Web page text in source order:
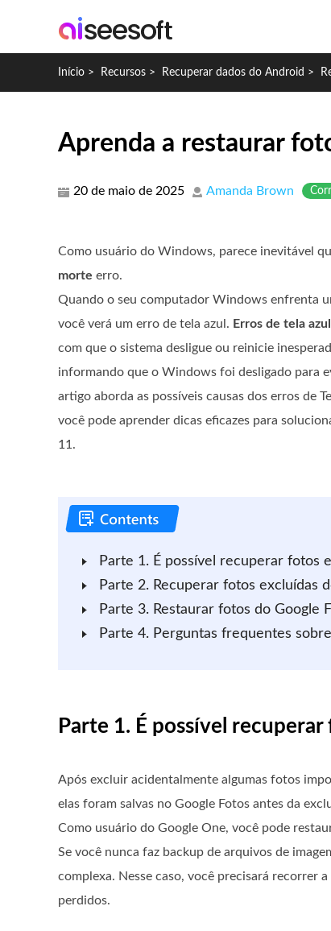
Início > Recursos > Recuperar dados do Android >
Aprenda a restaurar
20 de maio de 2025 Amanda Brown
Como usuário do Windows, parece inevitável
morte erro.
Quando o seu computador Windows enfrenta
você verá um erro de tela azul. Erros de tela
com que o sistema desligue ou reinicie
informando que o Windows foi desligado para
artigo aborda as possíveis causas dos erros de
você pode aprender dicas eficazes para
11.
Parte 1. É possível recuperar fotos
Parte 2. Recuperar fotos excluídas
Parte 3. Restaurar fotos do Google
Parte 4. Perguntas frequentes
Parte 1. É possível
Após excluir acidentalmente algumas fotos
elas foram salvas no Google Fotos antes da
Como usuário do Google One, você pode
Se você nunca faz backup de arquivos de
complexa. Nesse caso, você precisará recorrer
perdidos.